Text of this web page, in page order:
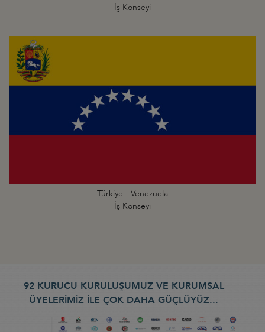
İş Konseyi
Türkiye - Venezuela
İş Konseyi
92 KURUCU KURULUŞUMUZ VE KURUMSAL
ÜYELERİMİZ İLE ÇOK DAHA GÜÇLÜYÜZ...